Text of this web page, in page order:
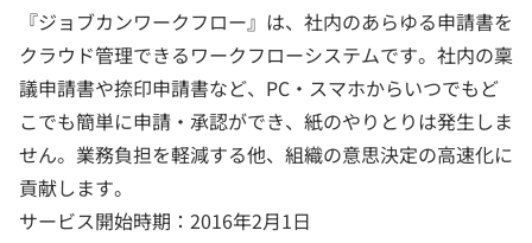
『ジョブカンワークフロー』は、社内のあらゆる申請書を
クラウド管理できるワークフローシステムです。社内の稟
議申請書や捺印申請書など、PC・スマホからいつでもど
こでも簡単に申請・承認ができ、紙のやりとりは発生しま
せん。業務負担を軽減する他、組織の意思決定の高速化に
貢献します。
サービス開始時期：2016年2月1日